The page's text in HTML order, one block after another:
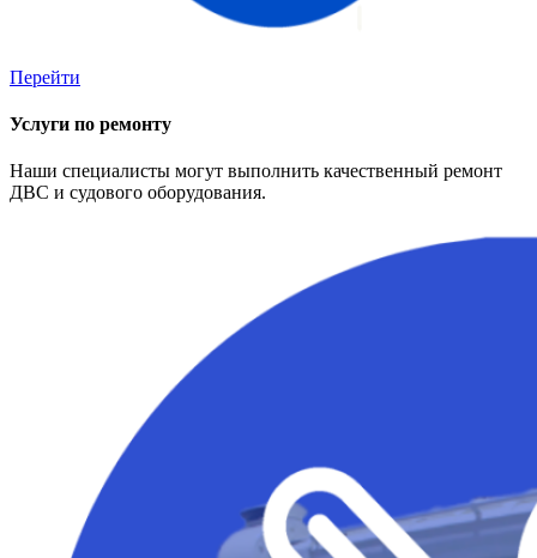
Перейти
Услуги по ремонту
Наши специалисты могут выполнить качественный ремонт
ДВС и судового оборудования.